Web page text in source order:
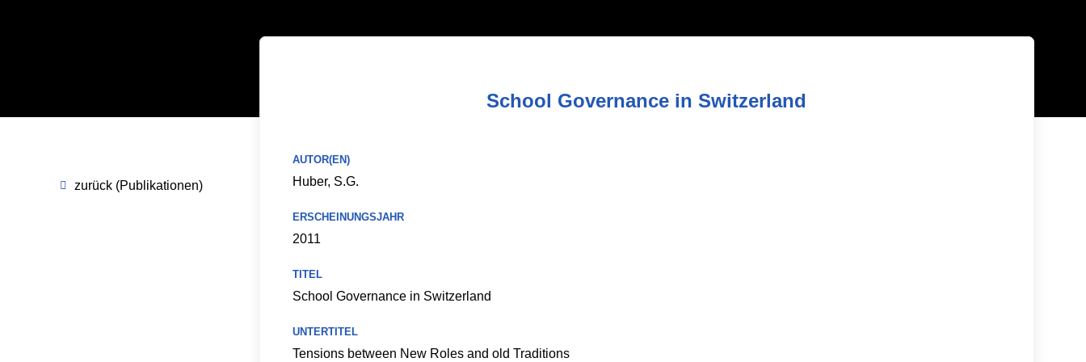
zurück (Publikationen)
School Governance in Switzerland
AUTOR(EN)
Huber, S.G.
ERSCHEINUNGSJAHR
2011
TITEL
School Governance in Switzerland
UNTERTITEL
Tensions between New Roles and old Traditions